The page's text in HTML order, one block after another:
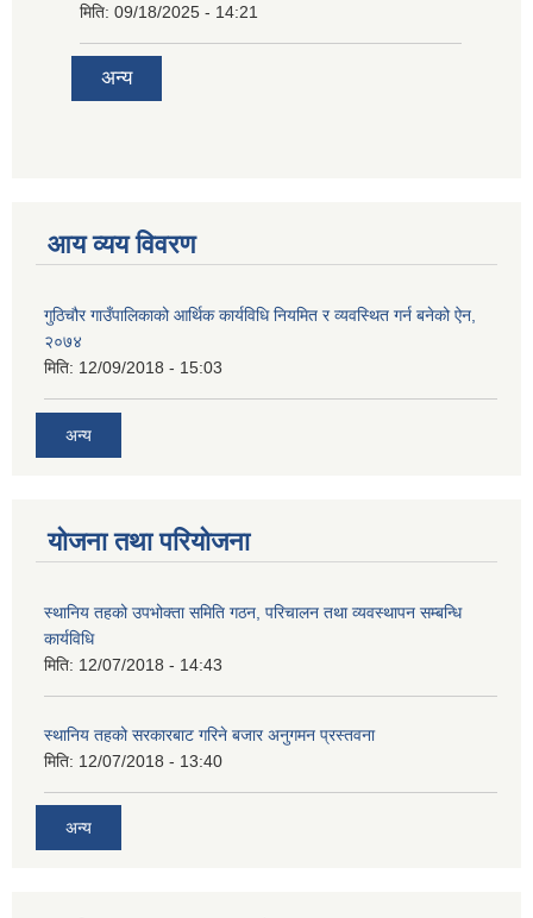
मिति: 09/18/2025 - 14:21
अन्य
आय व्यय विवरण
गुठिचौर गाउँपालिकाको आर्थिक कार्यविधि नियमित र व्यवस्थित गर्न बनेको ऐन,
२०७४
मिति: 12/09/2018 - 15:03
अन्य
योजना तथा परियोजना
स्थानिय तहको उपभोक्ता समिति गठन, परिचालन तथा व्यवस्थापन सम्बन्धि
कार्यविधि
मिति: 12/07/2018 - 14:43
स्थानिय तहको सरकारबाट गरिने बजार अनुगमन प्रस्तवना
मिति: 12/07/2018 - 13:40
अन्य